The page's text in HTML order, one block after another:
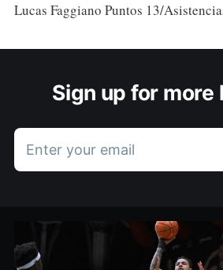
Lucas Faggiano Puntos 13/
Sign up for more
Enter your email